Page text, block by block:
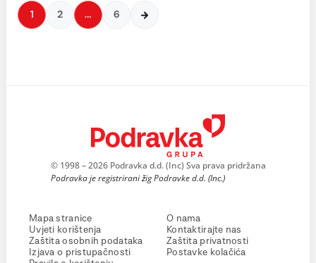
1 2 … 6
© 1998 – 2026 Podravka d.d. (Inc) Sva prava pridržana
Podravka je registrirani žig Podravke d.d. (Inc.)
Mapa stranice
Uvjeti korištenja
Zaštita osobnih podataka
Izjava o pristupačnosti
O nama
Kontaktirajte nas
Zaštita privatnosti
Postavke kolačića